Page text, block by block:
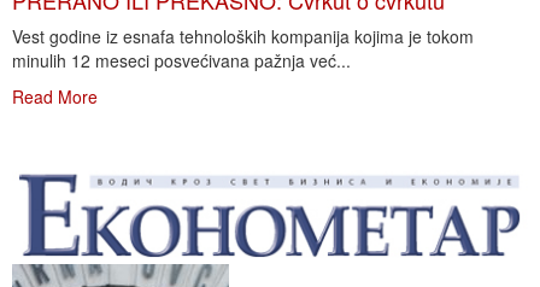
Vest godine iz esnafa tehnoloških kompanija kojima je tokom
minulih 12 meseci posvećivana pažnja već...
Read More